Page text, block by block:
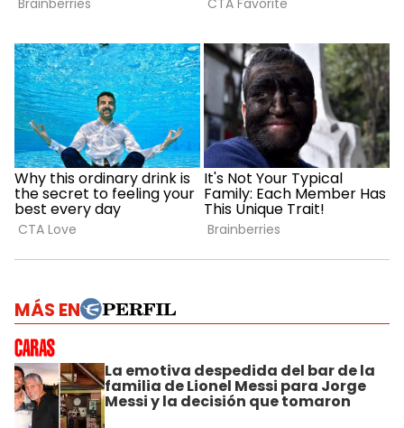
MÁS EN
La emotiva despedida del bar de la
familia de Lionel Messi para Jorge
Messi y la decisión que tomaron